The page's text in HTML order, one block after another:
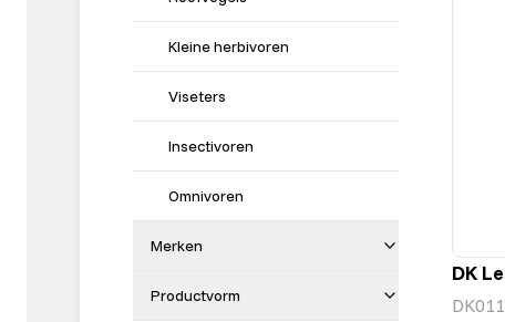
Kleine herbivoren
Viseters
Insectivoren
Omnivoren
Merken
Productvorm
DK
DK011